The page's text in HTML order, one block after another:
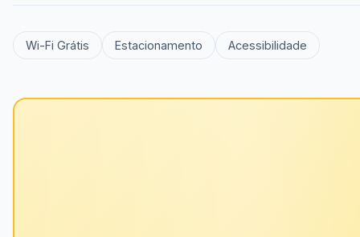
Wi-Fi Grátis Estacionamento Acessibilidade